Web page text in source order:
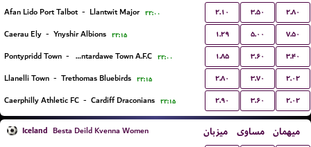
Afan Lido Port Talbot - Llantwit Major ۲۲:۰۰ ۲.۱۰ ۳.۵۰ ۲.۸۰
Caerau Ely - Ynyshir Albions ۲۲:۱۵ ۱.۲۹ ۵.۰۰ ۷.۵۰
Pontypridd Town - Pontardawe Town A.F.C. ۲۲:۰۰ ۱.۸۵ ۳.۶۰ ۳.۴۰
Llanelli Town - Trethomas Bluebirds ۲۲:۱۵ ۲.۸۰ ۳.۷۰ ۲.۰۲
Caerphilly Athletic FC - Cardiff Draconians ۲۲:۱۵ ۲.۹۰ ۳.۶۰ ۲.۰۲
Iceland Besta Deild Kvenna Women میزبان مساوی میهمان